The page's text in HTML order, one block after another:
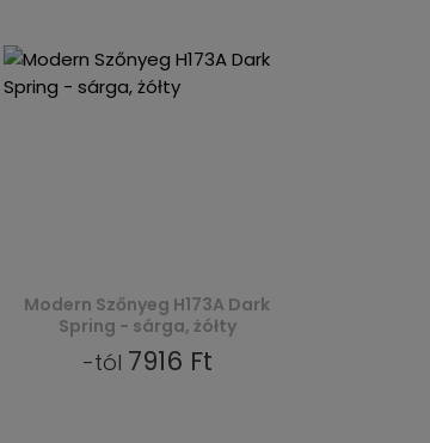
Modern Szőnyeg H173A Dark
Spring - sárga, żółty
-tól 7916 Ft